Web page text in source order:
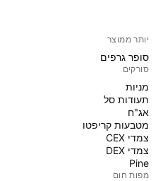
יותר ממוצר
סופר גרפים
סורקים
מניות‏
תעודות סל
אג"ח
מטבעות קריפטו
צמדי CEX
צמדי DEX
Pine
מפות חום